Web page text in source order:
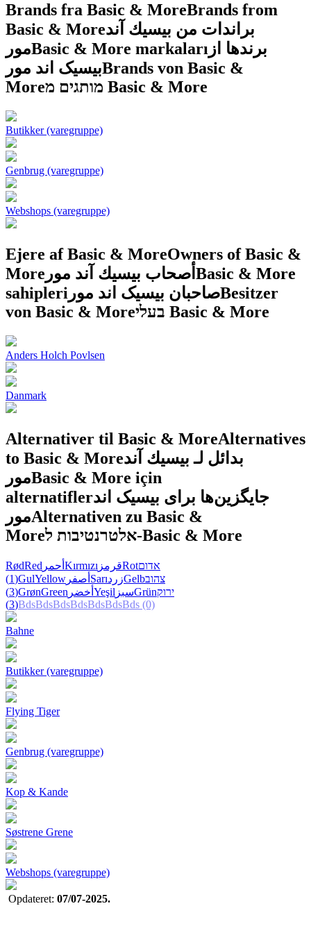
Brands fra Basic & MoreBrands from
Basic & Moreبراندات من بيسيك آند
مورBasic & More markaları برندها از
بیسیک اند مورBrands von Basic &
More
מותגים מ Basic & More
Butikker (varegruppe)
Genbrug (varegruppe)
Webshops (varegruppe)
Ejere af Basic & MoreOwners of Basic &
More أصحاب بيسيك آند مور Basic & More
sahipleri صاحبان بیسیک اند مورBesitzer
von Basic & More
בעלי Basic & More
Anders Holch Povlsen
Danmark
Alternativer til Basic & MoreAlternatives
to Basic & Moreبدائل لـ بيسيك آند
مورBasic & More için
alternatiflerجایگزین‌ها برای بیسیک اند
مورAlternativen zu Basic &
More
אלטרנטיבות ל-Basic & More
RødRed أحمر Kırmızı قرمزRotאדום
(1)GulYellow أصفر SarıزردGelbצהוב
(3)GrønGreen أخضر Yeşil سبزGrünירוק
(3)BdsBdsBdsBdsBdsBdsBds (0)
Bahne
Butikker (varegruppe)
Flying Tiger
Genbrug (varegruppe)
Kop & Kande
Søstrene Grene
Webshops (varegruppe)
Opdateret: 07/07-2025.